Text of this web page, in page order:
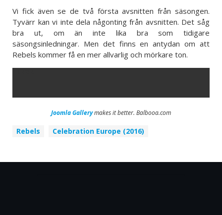
Vi fick även se de två första avsnitten från säsongen.
Tyvärr kan vi inte dela någonting från avsnitten. Det såg
bra ut, om än inte lika bra som tidigare
säsongsinledningar. Men det finns en antydan om att
Rebels kommer få en mer allvarlig och mörkare ton.
Joomla Gallerymakes it better. Balbooa.com
Rebels Celebration Europe (2016)